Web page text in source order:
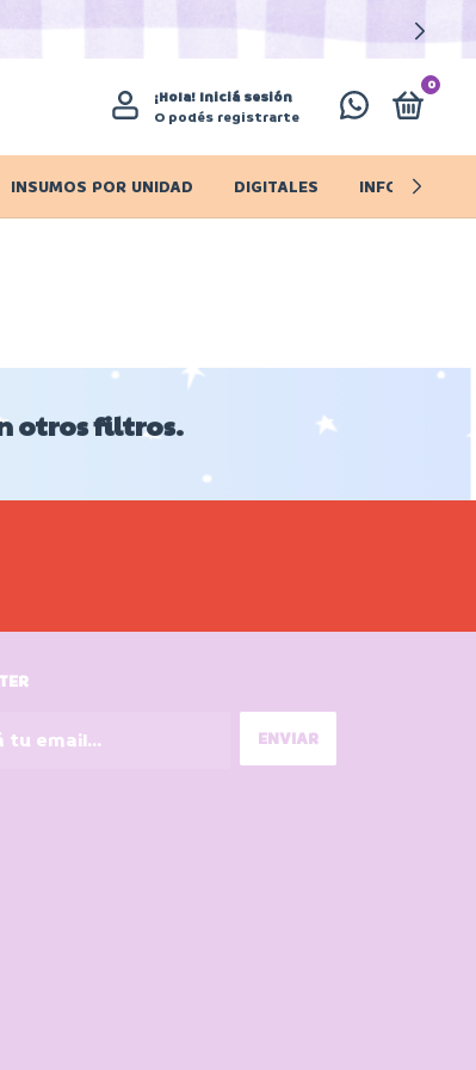
¡Hola! Iniciá sesión
O podés registrarte
0
INSUMOS POR UNIDAD DIGITALES INFO
otros filtros.